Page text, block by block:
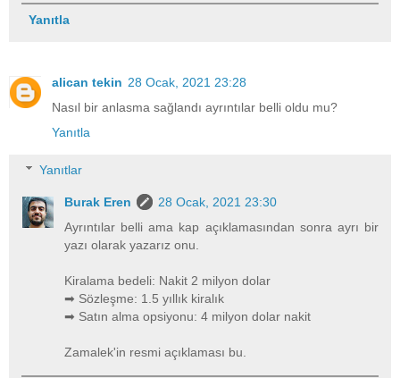
Yanıtla
alican tekin 28 Ocak, 2021 23:28
Nasıl bir anlasma sağlandı ayrıntılar belli oldu mu?
Yanıtla
Yanıtlar
Burak Eren
28 Ocak, 2021 23:30
Ayrıntılar belli ama kap açıklamasından sonra ayrı bir
yazı olarak yazarız onu.
Kiralama bedeli: Nakit 2 milyon dolar
➡ Sözleşme: 1.5 yıllık kiralık
➡ Satın alma opsiyonu: 4 milyon dolar nakit
Zamalek'in resmi açıklaması bu.